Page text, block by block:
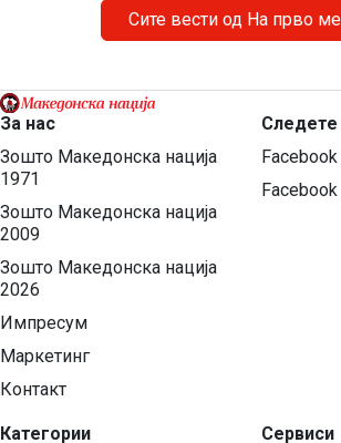
македонско културно наследство […]
Сите вести од На прво
За нас
Зошто Македонска нација
1971
Зошто Македонска нација
2009
Зошто Македонска нација
2026
Импресум
Маркетинг
Контакт
Категории
Следете
Facebook
Сервиси